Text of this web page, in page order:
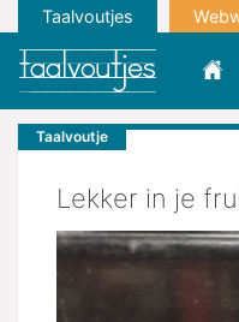
Taalvoutjes
Taalvoutje
Lekker in je